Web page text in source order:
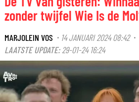
zonder twijfel Wie Is de
MARJOLEIN VOS · 14 JANUARI 2024 08:42·
LAATSTE UPDATE: 29-01-24 16:24